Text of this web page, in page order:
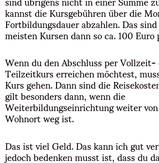
kannst die Kursgebühren über die
Fortbildungsdauer abzahlen. Das
meisten Kursen dann so ca. 100
Wenn du den Abschluss per
Teilzeitkurs erreichen möchtest,
Kurs gehen. Dann sind die
gilt besonders dann, wenn die
Weiterbildungseinrichtung weiter
Wohnort weg ist.
Das ist viel Geld. Das kann ich gut
jedoch bedenken musst ist, dass du